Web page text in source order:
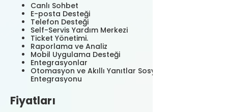
Canlı Sohbet
E-posta Desteği
Telefon Desteği
Self-Servis Yardım Merkezi
Ticket Yönetimi.
Raporlama ve Analiz
Mobil Uygulama Desteği
Entegrasyonlar
Otomasyon ve Akıllı Yanıtlar Sosyal Medya
Entegrasyonu
Fiyatları